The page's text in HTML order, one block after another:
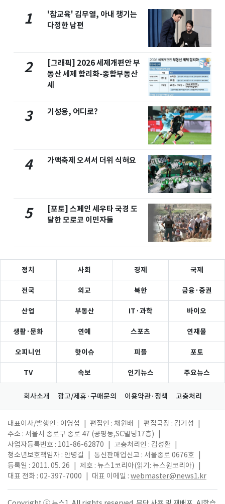
1
'참교육' 김무열, 아내 챙기는
다정한 남편
2
[그래픽] 2026 세제개편안 부
동산 세제 합리화-종합부동산
세
3 기성용, 어디로?
4 가맥축제 오셔서 더위 식혀요
5
[포토] 스페인 세우타 국경 도
달한 모로코 이민자들
정치 사회 경제 국제
전국 외교 북한 금융·증권
산업 부동산 IT·과학 바이오
생활·문화 연예 스포츠 연재물
오피니언 핫이슈 피플 포토
TV 속보 인기뉴스 주요뉴스
회사소개 광고/제휴·구매문의 이용약관·정책 고충처리
대표이사/발행인 : 이영섭 편집인 : 채원배 편집국장 : 김기성
주소 : 서울시 종로구 종로 47 (공평동,SC빌딩17층)
사업자등록번호 : 101-86-62870
고충처리인 : 김성환
청소년보호책임자 : 안병길
통신판매업신고 : 서울종로 0676호
등록일 : 2011. 05. 26
제호 : 뉴스1코리아(읽기: 뉴스원코리아)
대표 전화 : 02-397-7000
대표 이메일 : webmaster@news1.kr